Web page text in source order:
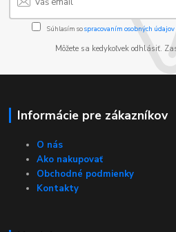
Súhlasím sospracovaním osobných údajov
Môžete sa kedykoľvek odhlásiť.
Informácie pre zákazníkov
O nás
Ako nakupovať
Obchodné podmienky
Kontakty